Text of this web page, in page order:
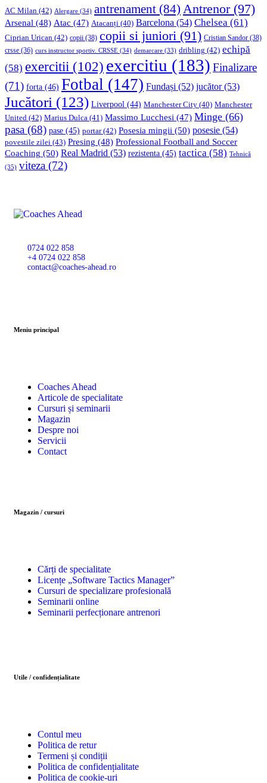
AC Milan (42) Alergare (34) antrenament (84) Antrenor(97)
Arsenal (48) Atac (47) Atacanți (40) Barcelona (54) Chelsea (61)
Ciprian Urican (42) copii (38) copii si juniori (91) Cristian Sandor (38)
crsse (36) curs instructor sportiv. CRSSE (34) demarcare (33) dribling (42) echipă
(58) exercitii (102) exercitiu (183) Finalizare
(71) forta (46) Fotbal (147) Fundași (52) jucător(53)
Jucători (123) Liverpool (44) Manchester City (40) Manchester
United (42) Marius Dulca (41) Massimo Lucchesi (47) Minge (66)
pasa (68) pase (45) portar(42) Posesia mingii (50) posesie (54)
povestile zilei (43) Presing (48) Professional Football and Soccer
Coaching (50) Real Madrid (53) rezistenta (45) tactica (58) Tehnică
(35) viteza (72)
0724 022 858
+4 0724 022 858
contact@coaches-ahead.ro
Meniu principal
Coaches Ahead
Articole de specialitate
Cursuri și seminarii
Magazin
Despre noi
Servicii
Contact
Magazin / cursuri
Cărți de specialitate
Licențe „Software Tactics Manager”
Cursuri de specializare profesională
Seminarii online
Seminarii perfecționare antrenori
Utile / confidențialitate
Contul meu
Politica de retur
Termeni și condiții
Politica de confidențialitate
Politica de cookie-uri